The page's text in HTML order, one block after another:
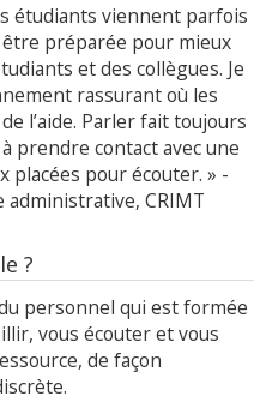
étudiants viennent parfois
être préparée pour mieux
et des collègues. Je
rassurant où les
l’aide. Parler fait toujours
prendre contact avec une
placées pour écouter. » -
administrative, CRIMT
?
personnel qui est formée
vous écouter et vous
de façon